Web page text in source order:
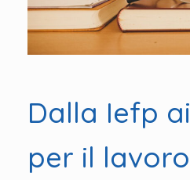
Dalla Iefp
per il